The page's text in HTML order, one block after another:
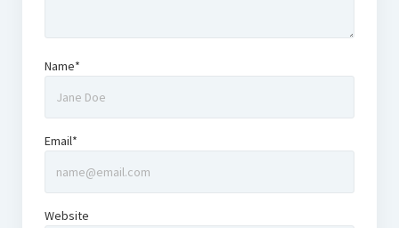
Name*
Email*
Website